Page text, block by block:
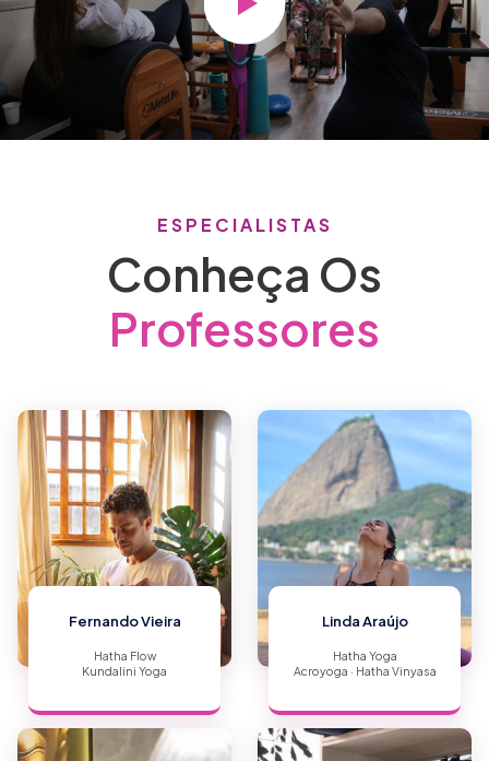
ESPECIALISTAS
Conheça Os
Professores
Fernando Vieira
Hatha Flow
Kundalini Yoga
Linda Araújo
Hatha Yoga
Acroyoga · Hatha Vinyasa